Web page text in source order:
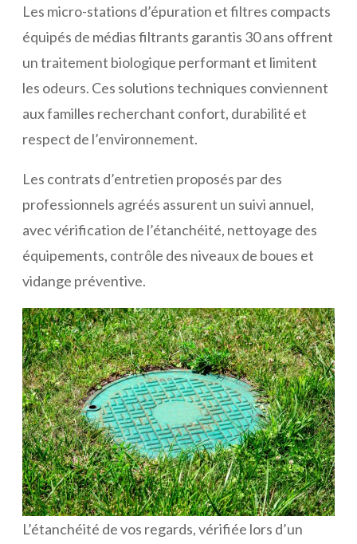
Les micro-stations d’épuration et filtres compacts
équipés de médias filtrants garantis 30 ans offrent
un traitement biologique performant et limitent
les odeurs. Ces solutions techniques conviennent
aux familles recherchant confort, durabilité et
respect de l’environnement.
Les contrats d’entretien proposés par des
professionnels agréés assurent un suivi annuel,
avec vérification de l’étanchéité, nettoyage des
équipements, contrôle des niveaux de boues et
vidange préventive.
L’étanchéité de vos regards, vérifiée lors d’un